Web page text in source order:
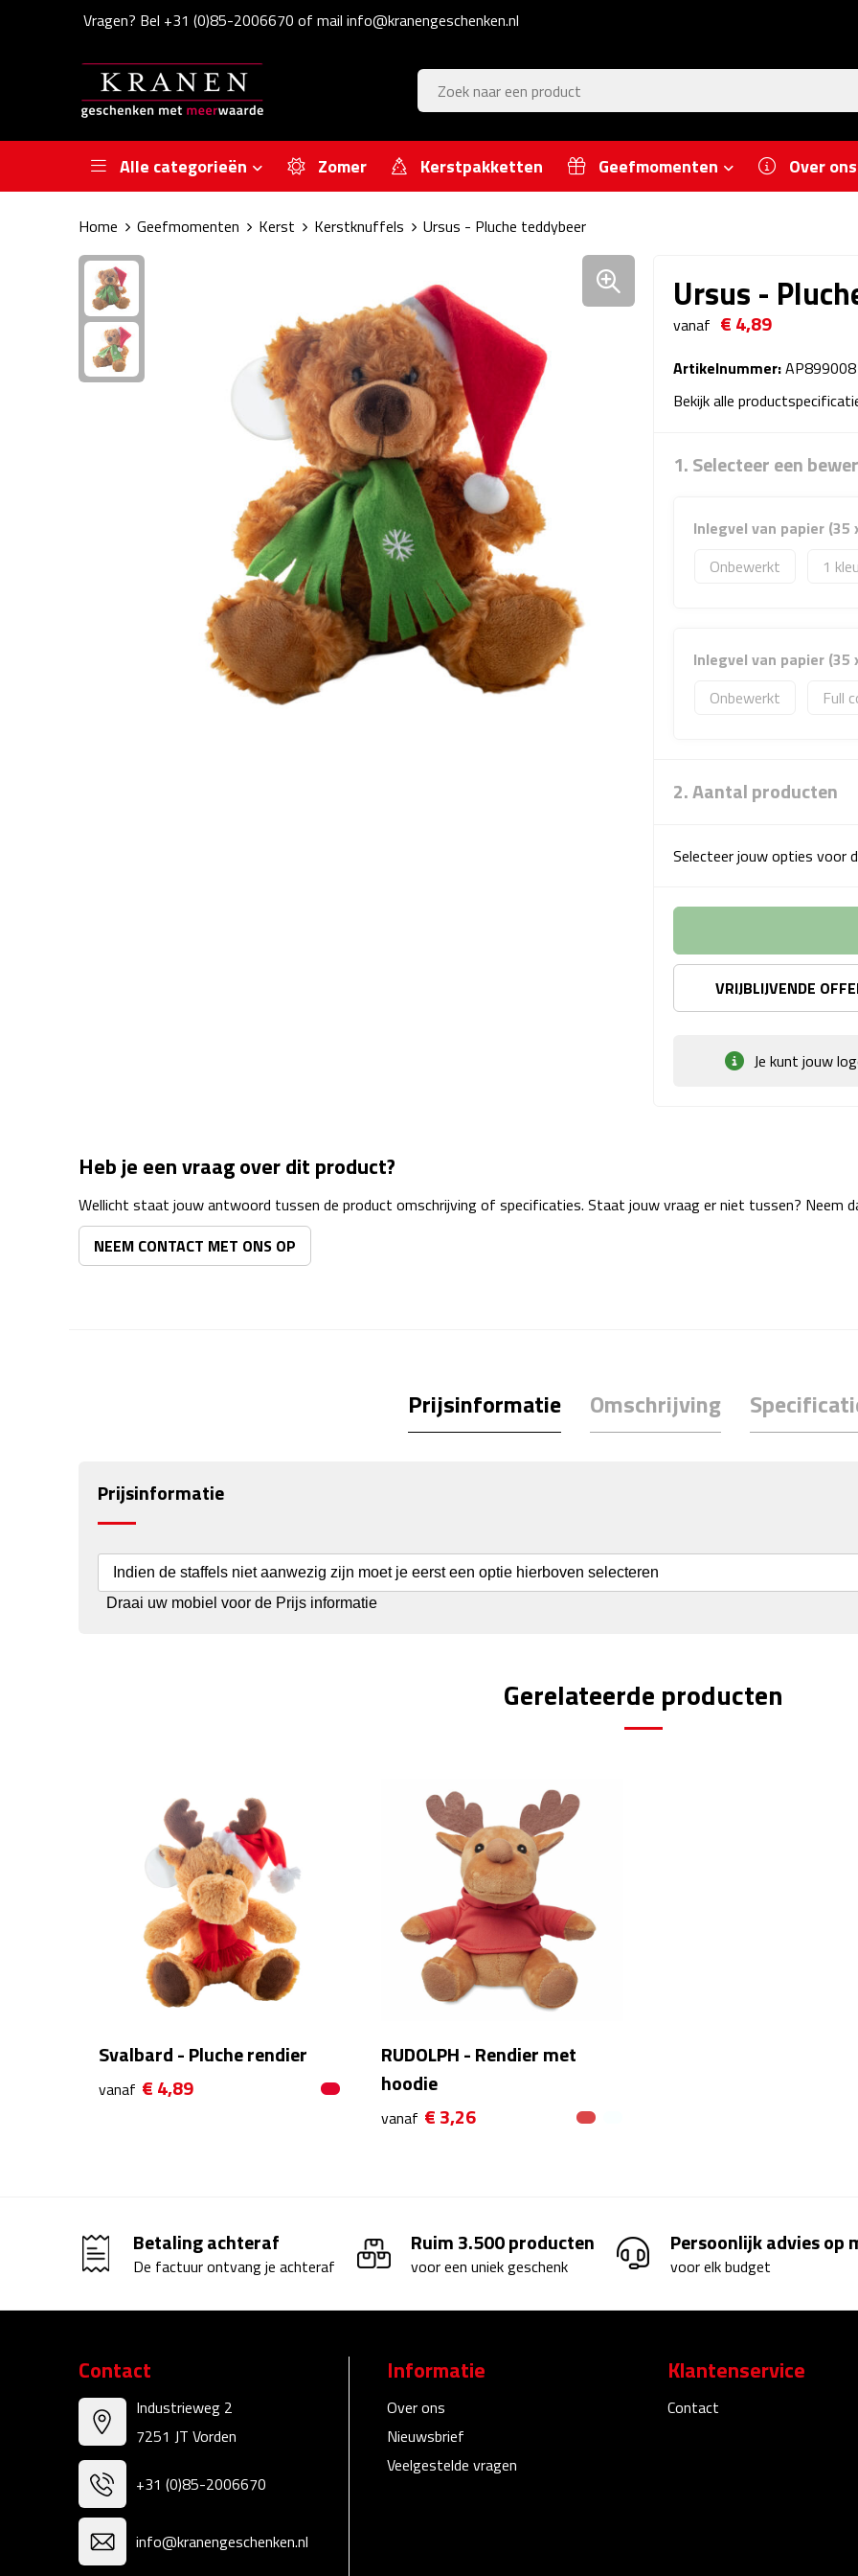
Vragen? Bel +31 (0)85-2006670 of mail info@kranengeschenken.nl
Alle categorieën Zomer Kerstpakketten Geefmomenten Over ons
Home Geefmomenten Kerst Kerstknuffels Ursus - Pluche teddybeer
Ursus -
vanaf € 4,89
Artikelnummer:AP899008
Bekijk alle
1. Selecteer een
Inlegvel van papier (35
Onbewerkt
1
Inlegvel van papier (35
Onbewerkt
Full
2. Aantal producten
Selecteer jouw opties voor
VRIJBLIJVENDE
Je kunt jouw
Heb je een vraag over dit product?
Wellicht staat jouw antwoord tussen de product omschrijving of specificaties. Staat jouw vraag er niet tussen? Neem
NEEM CONTACT MET ONS OP
Prijsinformatie Omschrijving
Prijsinformatie
Indien de staffels niet aanwezig zijn moet je eerst een optie hierboven selecteren
Draai uw mobiel voor de Prijs informatie
Gerelateerde producten
Svalbard - Pluche rendier
vanaf € 4,89
RUDOLPH - Rendier met
hoodie
vanaf € 3,26
Betaling achteraf
De factuur ontvang je achteraf
Ruim 3.500 producten
voor een uniek geschenk
Persoonlijk advies op
voor elk budget
Contact
Industrieweg 2
7251 JT Vorden
+31 (0)85-2006670
info@kranengeschenken.nl
Informatie
Over ons
Nieuwsbrief
Veelgestelde vragen
Klantenservice
Contact